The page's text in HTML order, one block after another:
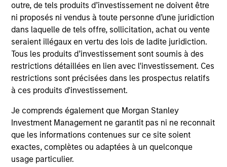
outre, de tels produits d’investissement ne doivent être
ni proposés ni vendus à toute personne d’une juridiction
dans laquelle de tels offre, sollicitation, achat ou vente
seraient illégaux en vertu des lois de ladite juridiction.
Tous les produits d’investissement sont soumis à des
restrictions détaillées en lien avec l'investissement. Ces
restrictions sont précisées dans les prospectus relatifs
à ces produits d'investissement.
Je comprends également que Morgan Stanley
Investment Management ne garantit pas ni ne reconnait
que les informations contenues sur ce site soient
exactes, complètes ou adaptées à un quelconque
usage particulier.
ARTICLE
Hands-On Operational Improvement
Key to Creating Alpha in the Middle
Market
A successful approach to operational value
private equity outcomes over the last decade.
It is increasingly important as we adjust to an
environment of higher interest rates and
inflation, lower levels of financial leverage, and
uncertain macroeconomic growth.